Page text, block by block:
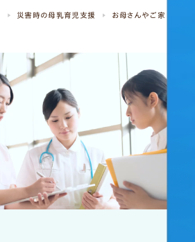
災害時の母乳育児支援
お母さんやご家